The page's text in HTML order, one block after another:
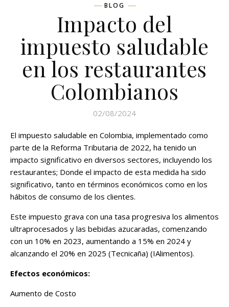
BLOG
Impacto del
impuesto saludable
en los restaurantes
Colombianos
02/08/2024
El impuesto saludable en Colombia, implementado como
parte de la Reforma Tributaria de 2022, ha tenido un
impacto significativo en diversos sectores, incluyendo los
restaurantes; Donde el impacto de esta medida ha sido
significativo, tanto en términos económicos como en los
hábitos de consumo de los clientes.
Este impuesto grava con una tasa progresiva los alimentos
ultraprocesados y las bebidas azucaradas, comenzando
con un 10% en 2023, aumentando a 15% en 2024 y
alcanzando el 20% en 2025​ (Tecnicaña)​​ (IAlimentos)​.
Efectos económicos:
Aumento de Costo